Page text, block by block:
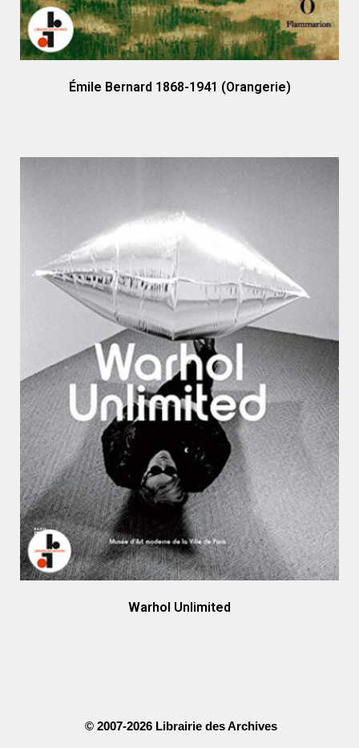
Émile Bernard 1868-1941 (Orangerie)
Warhol Unlimited
© 2007-2026 Librairie des Archives